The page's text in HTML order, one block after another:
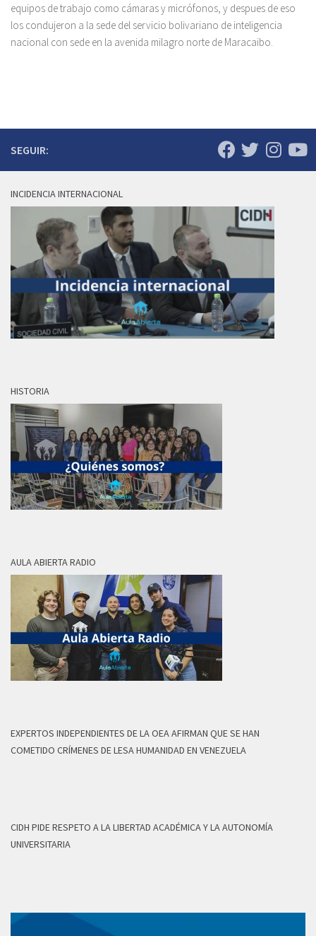
equipos de trabajo como cámaras y micrófonos, y despues de eso
los condujeron a la sede del servicio bolivariano de inteligencia
nacional con sede en la avenida milagro norte de Maracaibo.
SEGUIR:
INCIDENCIA INTERNACIONAL
HISTORIA
AULA ABIERTA RADIO
EXPERTOS INDEPENDIENTES DE LA OEA AFIRMAN QUE SE HAN
COMETIDO CRÍMENES DE LESA HUMANIDAD EN VENEZUELA
CIDH PIDE RESPETO A LA LIBERTAD ACADÉMICA Y LA AUTONOMÍA
UNIVERSITARIA